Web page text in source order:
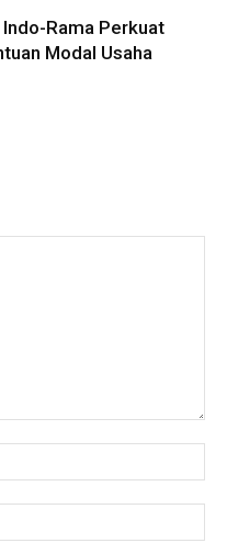
Rama Perkuat
Modal Usaha